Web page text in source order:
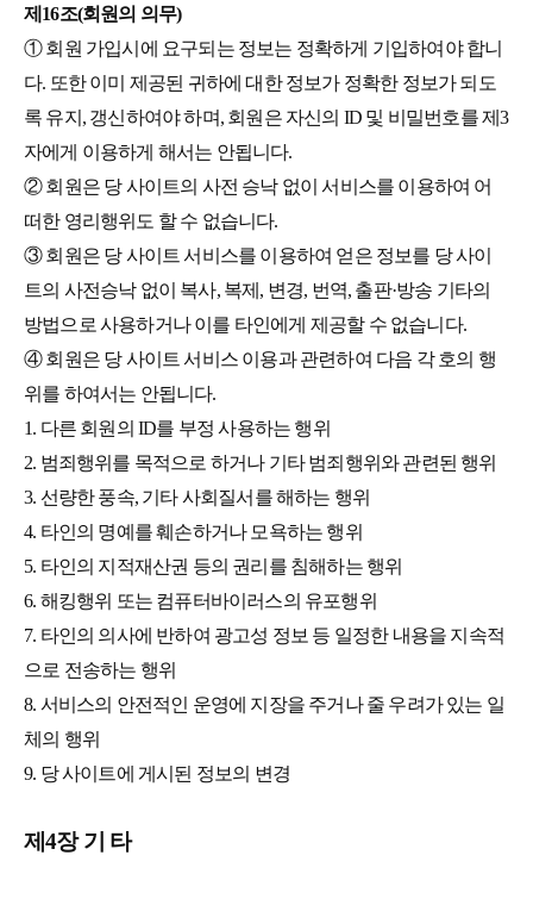
제16조(회원의 의무)
① 회원 가입시에 요구되는 정보는 정확하게 기입하여야 합니
다. 또한 이미 제공된 귀하에 대한 정보가 정확한 정보가 되도
록 유지, 갱신하여야 하며, 회원은 자신의 ID 및 비밀번호를 제3
자에게 이용하게 해서는 안됩니다.
② 회원은 당 사이트의 사전 승낙 없이 서비스를 이용하여 어
떠한 영리행위도 할 수 없습니다.
③ 회원은 당 사이트 서비스를 이용하여 얻은 정보를 당 사이
트의 사전승낙 없이 복사, 복제, 변경, 번역, 출판·방송 기타의
방법으로 사용하거나 이를 타인에게 제공할 수 없습니다.
④ 회원은 당 사이트 서비스 이용과 관련하여 다음 각 호의 행
위를 하여서는 안됩니다.
1. 다른 회원의 ID를 부정 사용하는 행위
2. 범죄행위를 목적으로 하거나 기타 범죄행위와 관련된 행위
3. 선량한 풍속, 기타 사회질서를 해하는 행위
4. 타인의 명예를 훼손하거나 모욕하는 행위
5. 타인의 지적재산권 등의 권리를 침해하는 행위
6. 해킹행위 또는 컴퓨터바이러스의 유포행위
7. 타인의 의사에 반하여 광고성 정보 등 일정한 내용을 지속적
으로 전송하는 행위
8. 서비스의 안전적인 운영에 지장을 주거나 줄 우려가 있는 일
체의 행위
9. 당 사이트에 게시된 정보의 변경
제4장 기 타